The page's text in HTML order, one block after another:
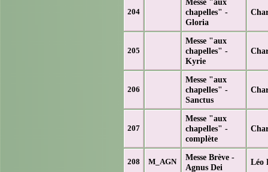
204
chapelles" -
Gloria
205
Messe "aux
chapelles" -
Kyrie
206
Messe "aux
chapelles" -
Sanctus
207
Messe "aux
chapelles" -
complète
208 M_AGN
Messe Brève -
Agnus Dei
Léo